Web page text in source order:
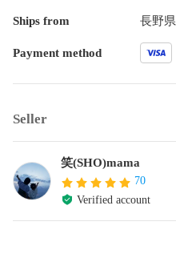
Ships from 長野県
Payment method
Seller
笑(SHO)mama
70
Verified account